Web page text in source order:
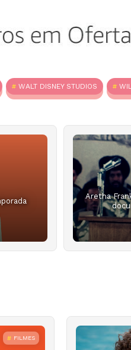
WALT DISNEY STUDIOS
Aretha
FILMES